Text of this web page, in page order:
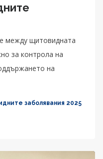
между щитовидната
за контрола на
на
заболявания 2025